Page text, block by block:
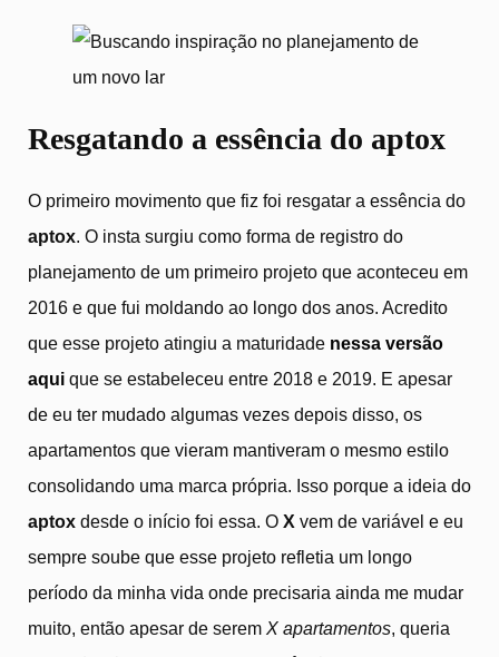
Resgatando a essência do aptox
O primeiro movimento que fiz foi resgatar a essência do
aptox. O insta surgiu como forma de registro do
planejamento de um primeiro projeto que aconteceu em
2016 e que fui moldando ao longo dos anos. Acredito
que esse projeto atingiu a maturidade nessa versão
aqui que se estabeleceu entre 2018 e 2019. E apesar
de eu ter mudado algumas vezes depois disso, os
apartamentos que vieram mantiveram o mesmo estilo
consolidando uma marca própria. Isso porque a ideia do
aptox desde o início foi essa. O X vem de variável e eu
sempre soube que esse projeto refletia um longo
período da minha vida onde precisaria ainda me mudar
muito, então apesar de serem X apartamentos, queria